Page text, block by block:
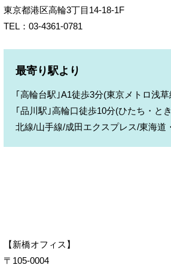
東京都港区高輪3丁目14-18-1F
TEL： 03-4361-0781
最寄り駅より
｢高輪台駅｣A1徒歩3分(東京メトロ浅草
｢品川駅｣高輪口徒歩10分(ひたち・と
北線/山手線/成田エクスプレス/東海道
【新橋オフィス】
〒105-0004